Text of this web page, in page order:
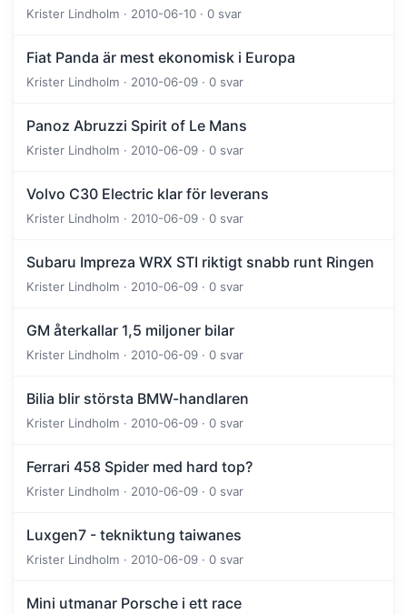
Krister Lindholm · 2010-06-10 · 0 svar
Fiat Panda är mest ekonomisk i Europa
Krister Lindholm · 2010-06-09 · 0 svar
Panoz Abruzzi Spirit of Le Mans
Krister Lindholm · 2010-06-09 · 0 svar
Volvo C30 Electric klar för leverans
Krister Lindholm · 2010-06-09 · 0 svar
Subaru Impreza WRX STI riktigt snabb runt Ringen
Krister Lindholm · 2010-06-09 · 0 svar
GM återkallar 1,5 miljoner bilar
Krister Lindholm · 2010-06-09 · 0 svar
Bilia blir största BMW-handlaren
Krister Lindholm · 2010-06-09 · 0 svar
Ferrari 458 Spider med hard top?
Krister Lindholm · 2010-06-09 · 0 svar
Luxgen7 - tekniktung taiwanes
Krister Lindholm · 2010-06-09 · 0 svar
Mini utmanar Porsche i ett race